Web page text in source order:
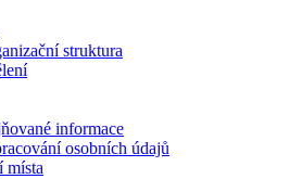
struktura
informace
osobních údajů
místa